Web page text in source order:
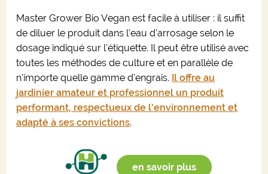
Master Grower Bio Vegan est facile à utiliser : il suffit
de diluer le produit dans l’eau d’arrosage selon le
dosage indiqué sur l’étiquette. Il peut être utilisé avec
toutes les méthodes de culture et en parallèle de
n’importe quelle gamme d’engrais. Il offre au
jardinier amateur et professionnel un produit
performant, respectueux de l’environnement et
adapté à ses convictions.
en savoir plus